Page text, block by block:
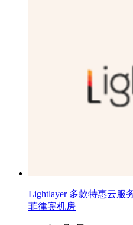
Lightlayer 多款特惠云服
菲律宾机房